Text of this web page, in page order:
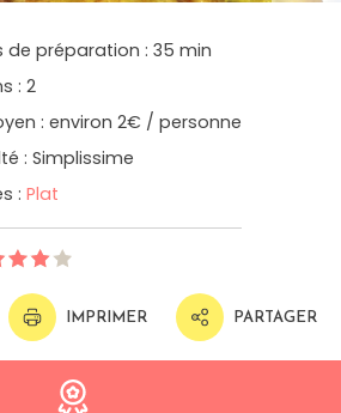
de préparation : 35 min
: 2
: environ 2€ / personne
: Simplissime
: Plat
IMPRIMER PARTAGER